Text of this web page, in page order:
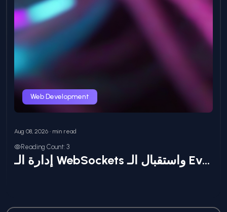
Web Development
Aug 08, 2026 • min read
Reading Count: 3
إدارة الـ WebSockets واستقبال الـ Events اللحظية داخل مكونات Inertia